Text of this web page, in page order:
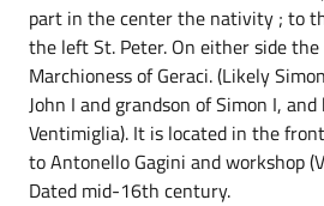
part in the center the nativity ; to
the left St. Peter. On either side
Marchioness of Geraci. (Likely
John I and grandson of Simon I,
Ventimiglia). It is located in the
to Antonello Gagini and workshop
Dated mid-16th century.